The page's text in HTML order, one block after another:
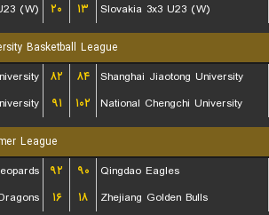
(W)
۲۰ ۱۳ Slovakia 3x3 U23 (W)
Basketball League
۸۲ ۸۴
Shanghai Jiaotong University
۹۱ ۱۰۲ National Chengchi University
League
۹۲ ۹۰
Qingdao Eagles
۱۶ ۱۸ Zhejiang Golden Bulls